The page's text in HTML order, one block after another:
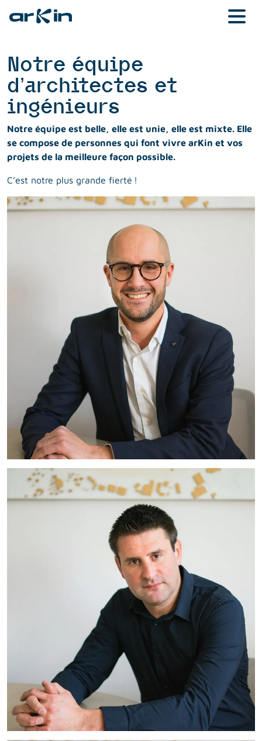
Notre équipe
d’architectes et
ingénieurs
Notre équipe est belle, elle est unie, elle est mixte. Elle
se compose de personnes qui font vivre arKin et vos
projets de la meilleure façon possible.
C’est notre plus grande fierté !